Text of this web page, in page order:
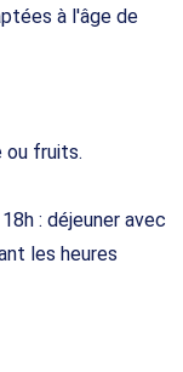
à l'âge de
ou fruits.
: déjeuner avec
les heures